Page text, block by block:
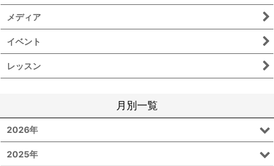
メディア
イベント
レッスン
月別一覧
2026年
2025年